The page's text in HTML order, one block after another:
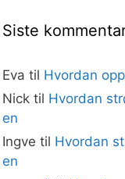
Siste
Eva til Hvordan
Nicktil Hvordan
en
Ingve til Hvordan
en